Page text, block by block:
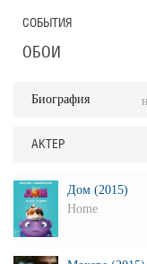
СОБЫТИЯ
ОБОИ
Биография
АКТЕР
Дом (2015)
Home